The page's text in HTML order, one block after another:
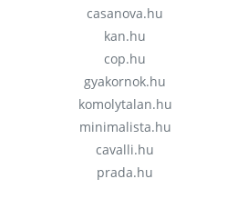
casanova.hu
kan.hu
cop.hu
gyakornok.hu
komolytalan.hu
minimalista.hu
cavalli.hu
prada.hu